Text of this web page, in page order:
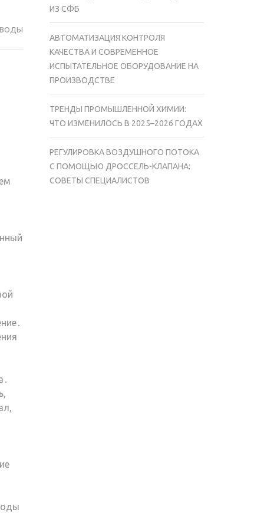
ИЗ СФБ
АВТОМАТИЗАЦИЯ КОНТРОЛЯ
КАЧЕСТВА И СОВРЕМЕННОЕ
ИСПЫТАТЕЛЬНОЕ ОБОРУДОВАНИЕ НА
ПРОИЗВОДСТВЕ
ТРЕНДЫ ПРОМЫШЛЕННОЙ ХИМИИ:
ЧТО ИЗМЕНИЛОСЬ В 2025–2026 ГОДАХ
РЕГУЛИРОВКА ВОЗДУШНОГО ПОТОКА
С ПОМОЩЬЮ ДРОССЕЛЬ-КЛАПАНА:
СОВЕТЫ СПЕЦИАЛИСТОВ